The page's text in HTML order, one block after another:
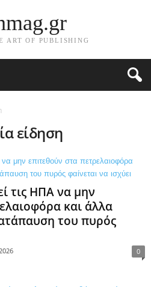
ART OF PUBLISHING
είδηση
τις ΗΠΑ να μην
και άλλα
του πυρός
0